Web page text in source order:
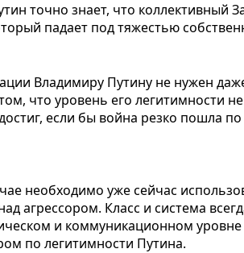
точно знает, что коллективный
падает под тяжестью
Владимиру Путину не нужен
что уровень его легитимности
если бы война резко пошла
необходимо уже сейчас
агрессором. Класс и система
и коммуникационном
по легитимности Путина.